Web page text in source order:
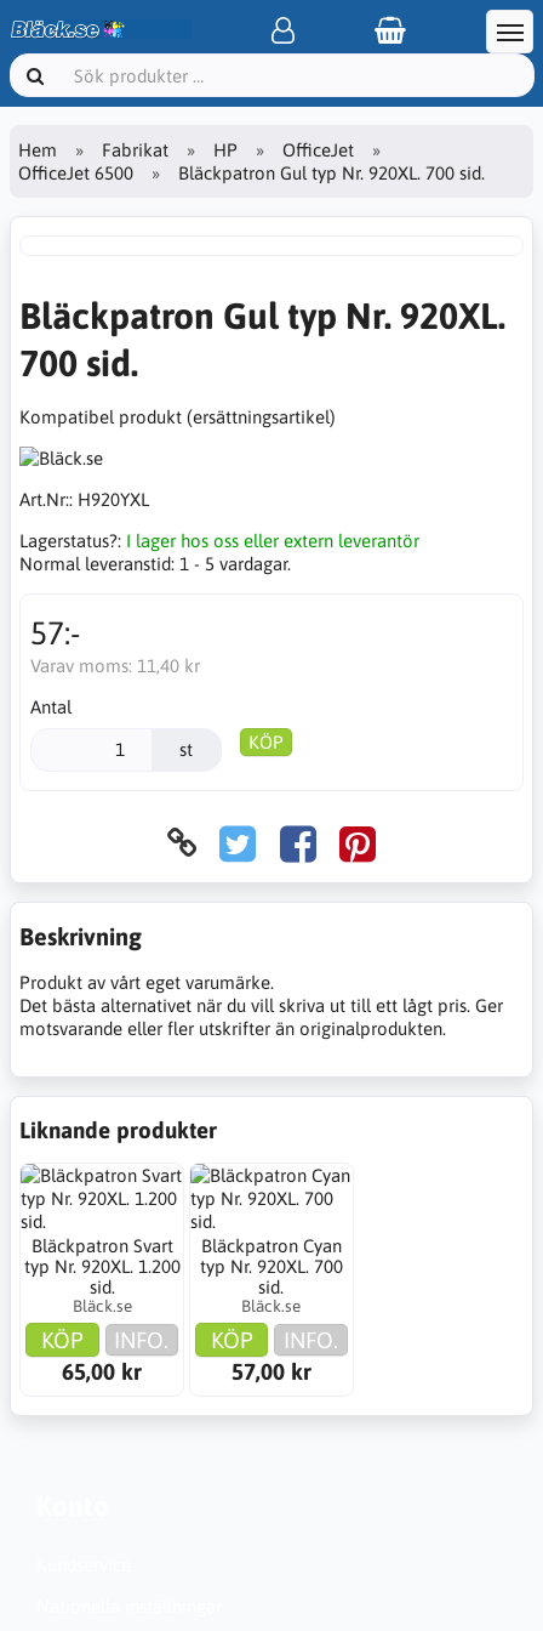
Hem Fabrikat HP
OfficeJet
OfficeJet 6500
Bläckpatron Gul typ Nr. 920XL. 700 sid.
Bläckpatron Gul typ Nr. 920XL.
700 sid.
Kompatibel produkt (ersättningsartikel)
Art.Nr:: H920YXL
Lagerstatus?: I lager hos oss eller extern leverantör
Normal leveranstid: 1 - 5 vardagar.
57:-
Varav moms: 11,40 kr
Antal
st KÖP
Beskrivning
Produkt av vårt eget varumärke.
Det bästa alternativet när du vill skriva ut till ett lågt pris. Ger
motsvarande eller fler utskrifter än originalprodukten.
Liknande produkter
Bläckpatron Svart
typ Nr. 920XL. 1.200
sid.
Bläck.se
KÖP
INFO.
65,00 kr
Bläckpatron Cyan
typ Nr. 920XL. 700
sid.
Bläck.se
KÖP
INFO.
57,00 kr